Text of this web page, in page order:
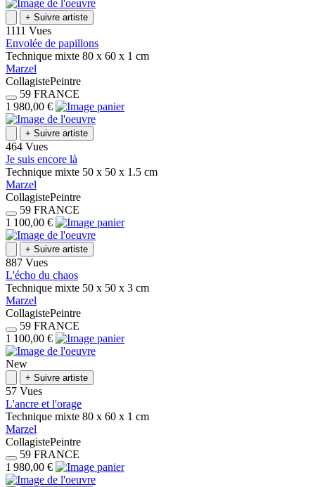
+ Suivre artiste
1111 Vues
Envolée de papillons
Technique mixte 80 x 60 x 1 cm
Marzel
CollagistePeintre
59 FRANCE
1 980,00 €
+ Suivre artiste
464 Vues
Je suis encore là
Technique mixte 50 x 50 x 1.5 cm
Marzel
CollagistePeintre
59 FRANCE
1 100,00 €
+ Suivre artiste
887 Vues
L'écho du chaos
Technique mixte 50 x 50 x 3 cm
Marzel
CollagistePeintre
59 FRANCE
1 100,00 €
New
+ Suivre artiste
57 Vues
L'ancre et l'orage
Technique mixte 80 x 60 x 1 cm
Marzel
CollagistePeintre
59 FRANCE
1 980,00 €